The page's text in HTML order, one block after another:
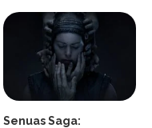
Senuas Saga: